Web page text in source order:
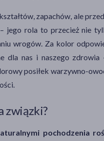
zapachów, ale
rola to przecież nie
wrogów. Za kolor
dla nas i naszego
posiłek warzywno-
związki?
pochodzenia